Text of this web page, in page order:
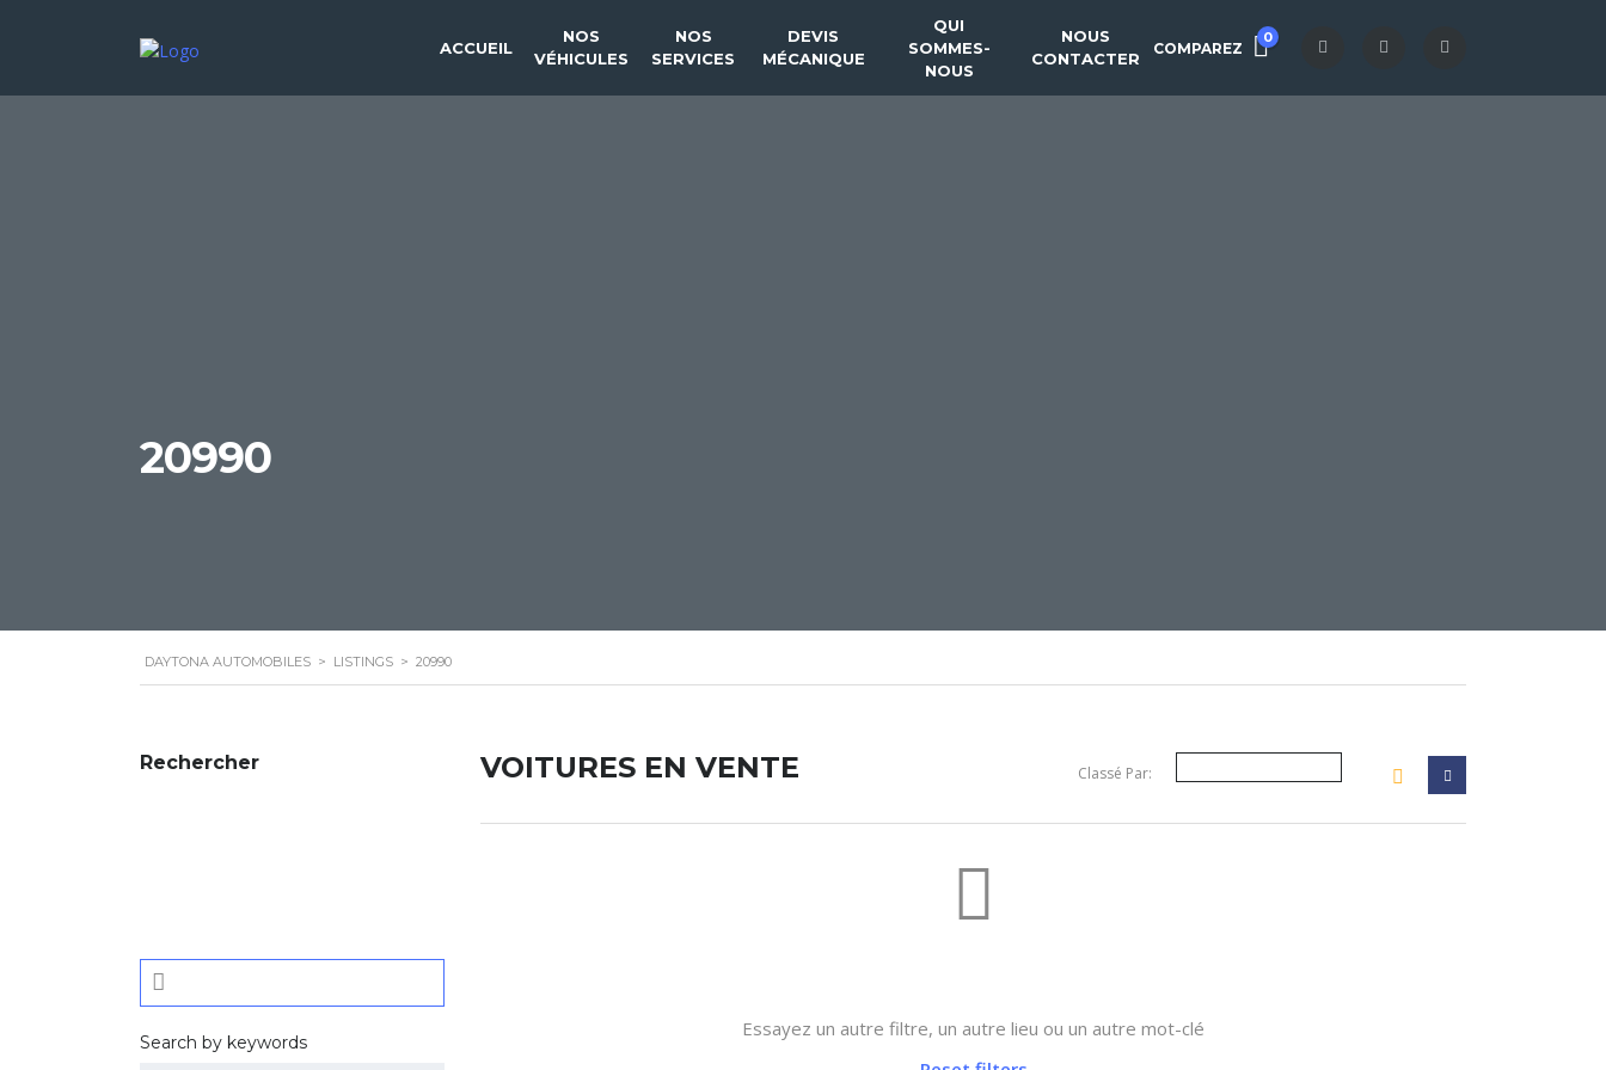
COMPAREZ
0
ACCUEIL
NOS
VÉHICULES
NOS
SERVICES
DEVIS
MÉCANIQUE
QUI
SOMMES-
NOUS
NOUS
CONTACTER
20990
DAYTONA AUTOMOBILES > LISTINGS > 20990
Rechercher
Search by keywords
VOITURES EN VENTE Classé Par:
Essayez un autre filtre, un autre lieu ou un autre mot-clé